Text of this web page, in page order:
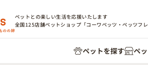
ペットとの楽しい生活を応援いたします
全国125店舗ペットショップ「コーワペッツ・ペッツフレ
ペットを探す ペ